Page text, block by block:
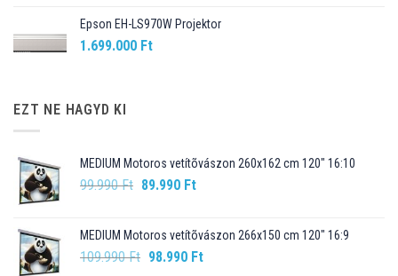
Epson EH-LS970W Projektor
1.699.000 Ft
EZT NE HAGYD KI
MEDIUM Motoros vetítõvászon 260x162 cm 120" 16:10
99.990Ft Original
99.990 Ft.
89.990 FtCurrent
89.990 Ft.
MEDIUM Motoros vetítõvászon 266x150 cm 120" 16:9
109.990Ft Original
98.990 FtCurrent